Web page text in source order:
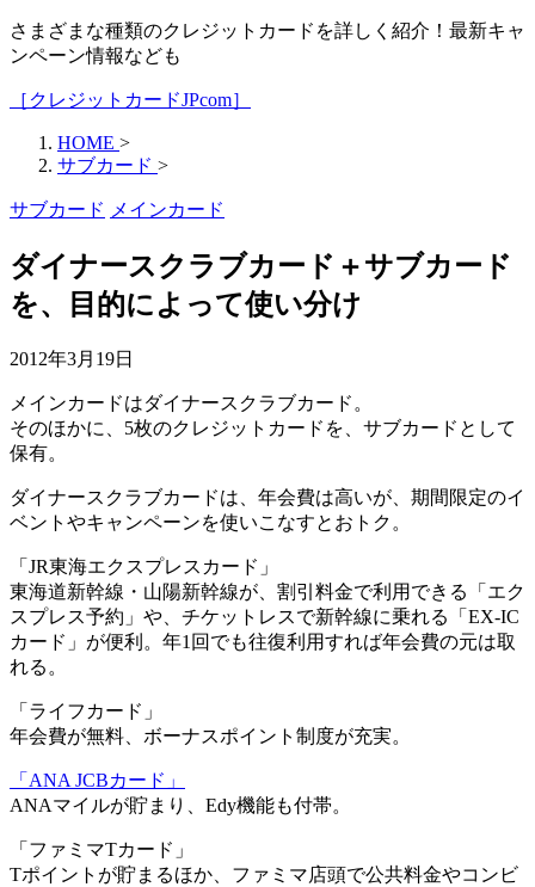
さまざまな種類のクレジットカードを詳しく紹介！最新キャ
ンペーン情報なども
［クレジットカードJPcom］
HOME >
サブカード >
サブカード メインカード
ダイナースクラブカード＋サブカード
を、目的によって使い分け
2012年3月19日
メインカードはダイナースクラブカード。
そのほかに、5枚のクレジットカードを、サブカードとして
保有。
ダイナースクラブカードは、年会費は高いが、期間限定のイ
ベントやキャンペーンを使いこなすとおトク。
「JR東海エクスプレスカード」
東海道新幹線・山陽新幹線が、割引料金で利用できる「エク
スプレス予約」や、チケットレスで新幹線に乗れる「EX-IC
カード」が便利。年1回でも往復利用すれば年会費の元は取
れる。
「ライフカード」
年会費が無料、ボーナスポイント制度が充実。
「ANA JCBカード」
ANAマイルが貯まり、Edy機能も付帯。
「ファミマTカード」
Tポイントが貯まるほか、ファミマ店頭で公共料金やコンビ